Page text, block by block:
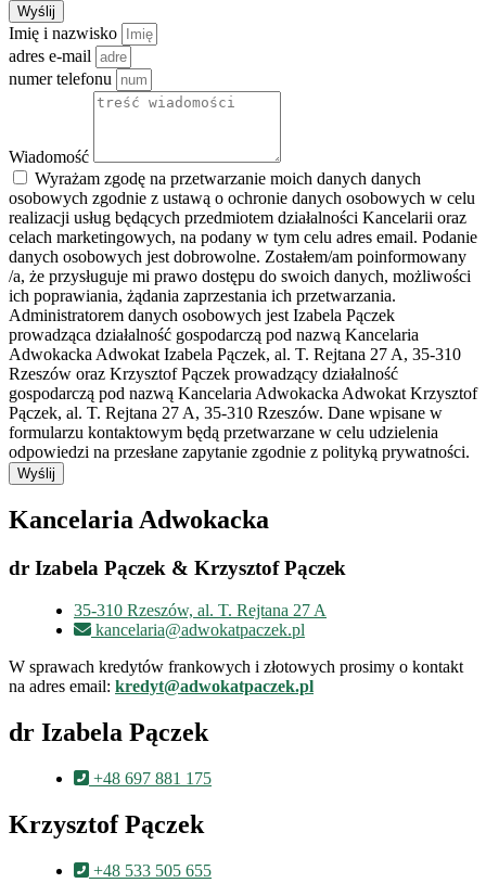
Wyślij
Imię i nazwisko
adres e-mail
numer telefonu
Wiadomość
Wyrażam zgodę na przetwarzanie moich danych danych
osobowych zgodnie z ustawą o ochronie danych osobowych w celu
realizacji usług będących przedmiotem działalności Kancelarii oraz
celach marketingowych, na podany w tym celu adres email. Podanie
danych osobowych jest dobrowolne. Zostałem/am poinformowany
/a, że przysługuje mi prawo dostępu do swoich danych, możliwości
ich poprawiania, żądania zaprzestania ich przetwarzania.
Administratorem danych osobowych jest Izabela Pączek
prowadząca działalność gospodarczą pod nazwą Kancelaria
Adwokacka Adwokat Izabela Pączek, al. T. Rejtana 27 A, 35-310
Rzeszów oraz Krzysztof Pączek prowadzący działalność
gospodarczą pod nazwą Kancelaria Adwokacka Adwokat Krzysztof
Pączek, al. T. Rejtana 27 A, 35-310 Rzeszów. Dane wpisane w
formularzu kontaktowym będą przetwarzane w celu udzielenia
odpowiedzi na przesłane zapytanie zgodnie z polityką prywatności.
Wyślij
Kancelaria Adwokacka
dr Izabela Pączek & Krzysztof Pączek
35-310 Rzeszów, al. T. Rejtana 27 A
kancelaria@adwokatpaczek.pl
W sprawach kredytów frankowych i złotowych prosimy o kontakt
na adres email: kredyt@adwokatpaczek.pl
dr Izabela Pączek
+48 697 881 175
Krzysztof Pączek
+48 533 505 655